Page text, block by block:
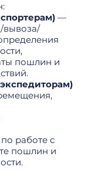
—
вывоза/
пошлин и
работе с
пошлин и